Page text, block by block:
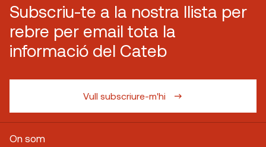
Subscriu-te a la nostra llista per
rebre per email tota la
informació del Cateb
Vull subscriure-m'hi
On som